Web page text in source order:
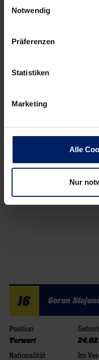
Notwendig
Präferenzen
Statistiken
Marketing
Alle
Nur
16 Goran
Position
Torwart
Nationalität
Im